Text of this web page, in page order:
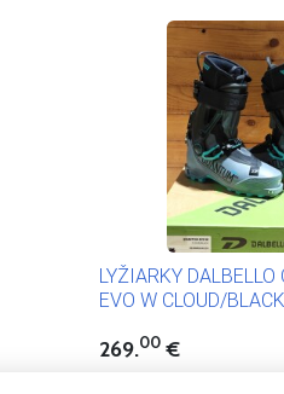
LYŽIARKY DALBELLO
EVO W CLOUD/
269.00 €